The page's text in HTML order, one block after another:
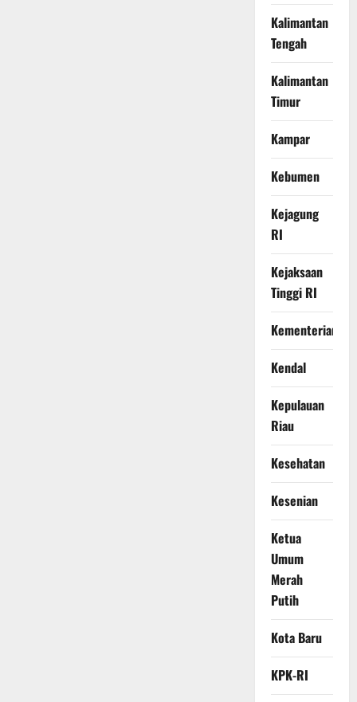
Kalimantan
Tengah
Kalimantan
Timur
Kampar
Kebumen
Kejagung
RI
Kejaksaan
Tinggi RI
Kementerian
Kendal
Kepulauan
Riau
Kesehatan
Kesenian
Ketua
Umum
Merah
Putih
Kota Baru
KPK-RI